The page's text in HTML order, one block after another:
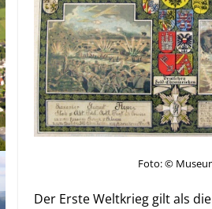
Foto: ©
Der Erste Weltkrieg gilt als